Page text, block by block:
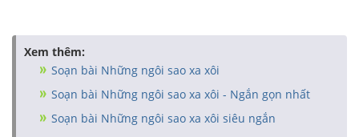
Xem thêm:
Soạn bài Những ngôi sao xa xôi
Soạn bài Những ngôi sao xa xôi - Ngắn gọn nhất
Soạn bài Những ngôi sao xa xôi siêu ngắn